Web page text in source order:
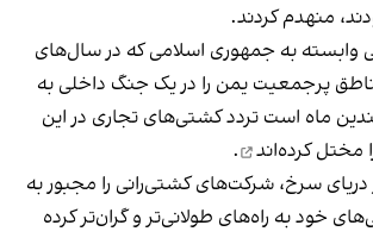
منهدم کردند.
وابسته به جمهوری اسلامی که در سال‌های
پرجمعیت یمن را در یک جنگ داخلی به
ماه است تردد کشتی‌های تجاری در این
مختل کرده‌اند
.
سرخ، شرکت‌های کشتی‌رانی را مجبور به
خود به راه‌های طولانی‌تر و گران‌تر کرده